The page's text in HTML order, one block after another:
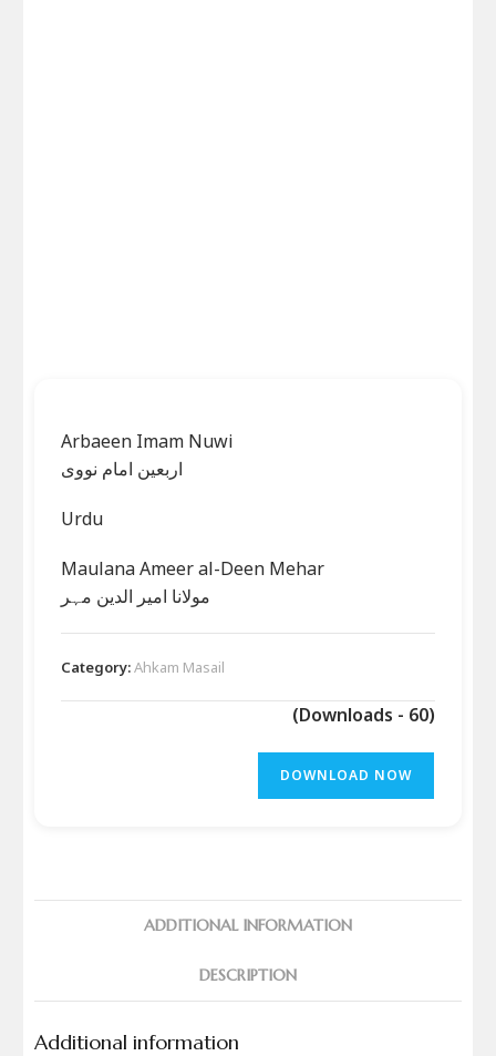
Arbaeen Imam Nuwi
اربعین امام نووی
Urdu
Maulana Ameer al-Deen Mehar
مولانا امیر الدین مہر
Category:Ahkam Masail
(Downloads - 60)
DOWNLOAD NOW
ADDITIONAL INFORMATION
DESCRIPTION
Additional information